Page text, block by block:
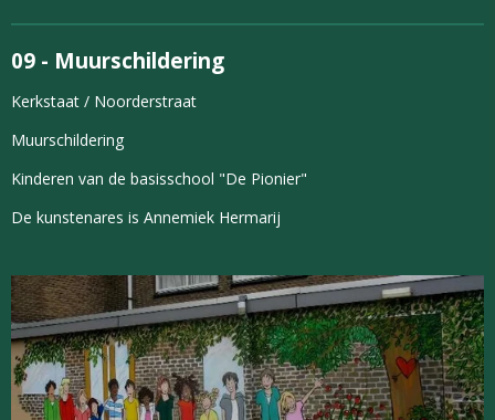
09 - Muurschildering
Kerkstaat / Noorderstraat
Muurschildering
Kinderen van de basisschool "De Pionier"
De kunstenares is Annemiek Hermarij